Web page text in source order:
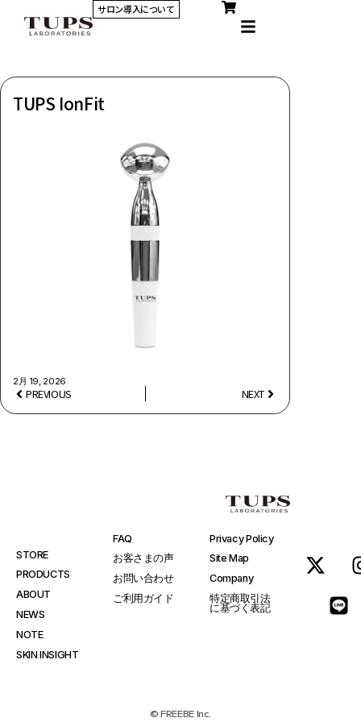
サロン導入について
TUPS IonFit
2月 19, 2026
PREVIOUS NEXT
STORE
PRODUCTS
ABOUT
NEWS
NOTE
SKIN INSIGHT
FAQ
お客さまの声
お問い合わせ
ご利用ガイド
Privacy Policy
Site Map
Company
特定商取引法
に基づく表記
© FREEBE Inc.